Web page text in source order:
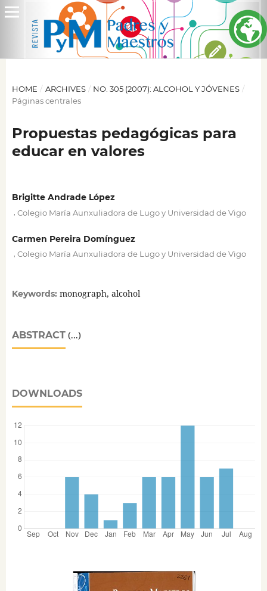
HOME / ARCHIVES / NO. 305 (2007): ALCOHOL Y JÓVENES /
Páginas centrales
Propuestas pedagógicas para
educar en valores
Brigitte Andrade López
Colegio María Aunxuliadora de Lugo y Universidad de Vigo
Carmen Pereira Domínguez
Colegio María Aunxuliadora de Lugo y Universidad de Vigo
Keywords: monograph, alcohol
ABSTRACT(...)
DOWNLOADS